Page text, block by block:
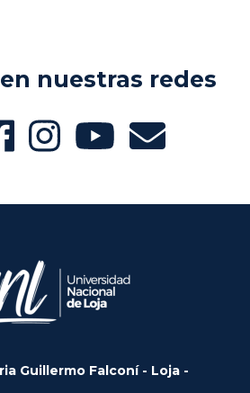
nuestras redes
Guillermo Falconí - Loja -